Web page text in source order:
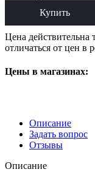
Купить
Цена действительна
отличаться от цен в
Цены в магазинах:
Описание
Задать вопрос
Отзывы
Описание